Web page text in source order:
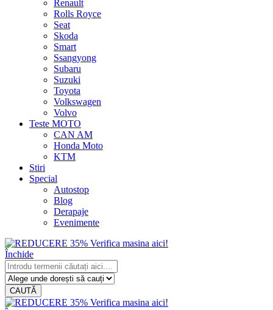
Renault
Rolls Royce
Seat
Skoda
Smart
Ssangyong
Subaru
Suzuki
Toyota
Volkswagen
Volvo
Teste MOTO
CAN AM
Honda Moto
KTM
Stiri
Special
Autostop
Blog
Derapaje
Evenimente
Închide
CAUTĂ